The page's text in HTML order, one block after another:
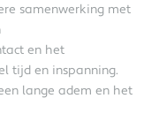
samenwerking met
en het
tijd en inspanning.
lange adem en het